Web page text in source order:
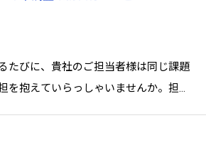
たびに、貴社のご担当者様は同じ課題
を抱えていらっしゃいませんか。担当